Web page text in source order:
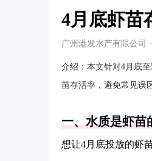
4月底虾苗
广州港发水产有限公司 ·
介绍： 本文针对4月底
苗存活率，避免常见误
一、水质是虾苗
想让4月底投放的虾